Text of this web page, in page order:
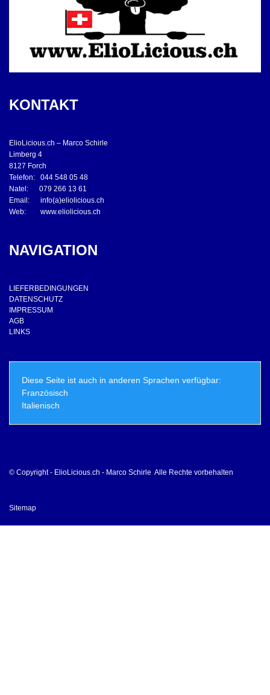
KONTAKT
ElioLicious.ch – Marco Schirle
Limberg 4
8127 Forch
Telefon: 044 548 05 48
Natel: 079 266 13 61
Email: info(a)eliolicious.ch
Web: www.eliolicious.ch
NAVIGATION
LIEFERBEDINGUNGEN
DATENSCHUTZ
IMPRESSUM
AGB
LINKS
Diese Seite ist auch in anderen Sprachen verfügbar:
Französisch
Italienisch
© Copyright - ElioLicious.ch - Marco Schirle Alle Rechte vorbehalten
Sitemap